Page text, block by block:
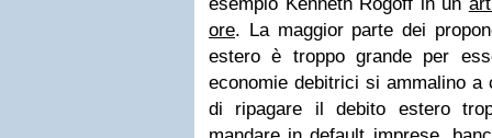
ore. La maggior parte dei
estero è troppo grande per
economie debitrici si ammalino a
di ripagare il debito estero